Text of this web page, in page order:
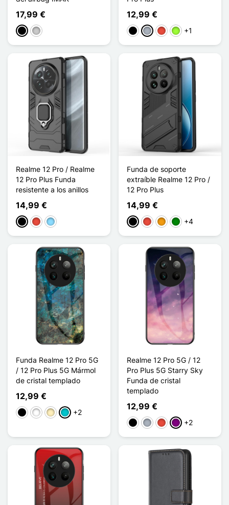
17,99 €
NegroTransparente
12,99 €
Negro
Gris RojoVerde manzana
+1
Realme 12 Pro / Realme
12 Pro Plus Funda
resistente a los anillos
14,99 €
NegroRojoAzul claro
Funda de soporte
extraíble Realme 12 Pro /
12 Pro Plus
14,99 €
NegroRojoNaranjaVerde
+4
Funda Realme 12 Pro 5G
/ 12 Pro Plus 5G Mármol
de cristal templado
12,99 €
NegroBlanco
Oro Turquesa
+2
Realme 12 Pro 5G / 12
Pro Plus 5G Starry Sky
Funda de cristal
templado
12,99 €
NegroGris RojoPúrpura
+2